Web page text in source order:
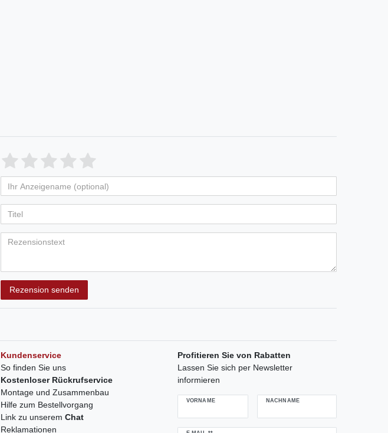
Bewertungssterne
von
5
Bewertungssternen
4
von
5
Bewertungssternen
3
von
5
Bewertungssternen
2
von
5
Bewertungssternen
1
von
5
Bewertungssternen
Anzeigename
(optional)
Rezension senden
Kundenservice
So finden Sie uns
Kostenloser Rückrufservice
Montage und Zusammenbau
Hilfe zum Bestellvorgang
Link zu unserem Chat
Reklamationen
Profitieren Sie von Rabatten
Lassen Sie sich per Newsletter
informieren
VORNAME NACHNAME